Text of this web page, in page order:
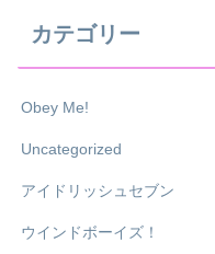
カテゴリー
Obey Me!
Uncategorized
アイドリッシュセブン
ウインドボーイズ！